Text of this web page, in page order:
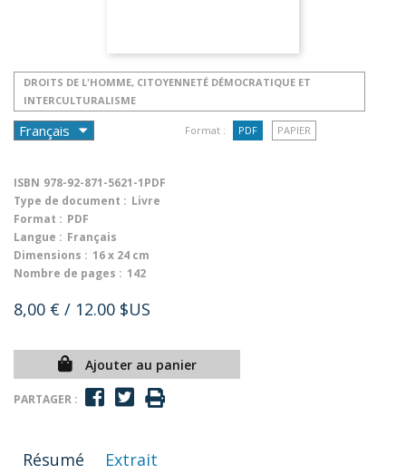
DROITS DE L'HOMME, CITOYENNETÉ DÉMOCRATIQUE ET
INTERCULTURALISME
Format : PDF PAPIER
ISBN 978-92-871-5621-1PDF
Type de document : Livre
Format : PDF
Langue : Français
Dimensions : 16 x 24 cm
Nombre de pages : 142
8,00 € / 12.00 $US
Ajouter au panier
PARTAGER :
Résumé Extrait